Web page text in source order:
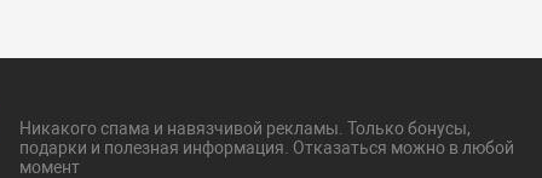
Никакого спама и навязчивой рекламы. Только бонусы,
подарки и полезная информация. Отказаться можно в любой
момент